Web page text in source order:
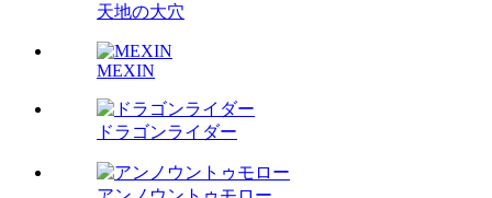
天地の大穴
MEXIN
ドラゴンライダー